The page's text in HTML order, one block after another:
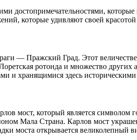
достопримечательностями,
которые удивляют своей
— Пражский Град. Этот
ротонда и множество
и хранящимися здесь
мост, который является
Мала Страна. Карлов мост
моста открывается великолепный